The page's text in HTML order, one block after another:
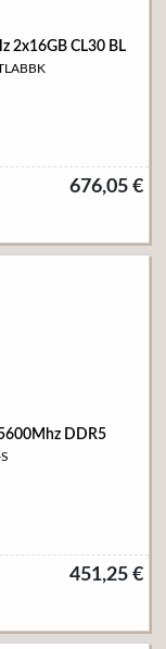
2x16GB CL30 BL
676,05 €
DDR5
451,25 €